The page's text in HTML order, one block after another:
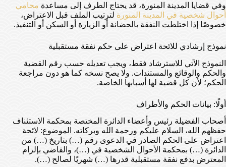
وفي قضايا المدينة المنورة، قد يحتاج الطرف إلى مساعدة محامي
أحوال شخصية في المدينة المنورة لترتيب الملف قبل الاعتراض،
خصوصًا إذا اختلطت النفقة بالحضانة أو الزيارة أو السكن أو التنفيذ.
نموذج إرشادي للائحة اعتراض على حكم نفقة مستقبلية
النموذج الآتي للاسترشاد فقط، ويجب تعديله حسب رقم القضية
والحكم والوقائع والمستندات. ولا يصح نسخه كما هو دون مراجعة
الحكم؛ لأن كل قضية لها أسبابها الخاصة.
أولًا: بيانات الحكم والأطراف
أصحاب الفضيلة رئيس وأعضاء الدائرة المختصة بمحكمة الاستئناف
حفظهم الله، السلام عليكم ورحمة الله وبركاته. الموضوع: لائحة
اعتراض على الحكم الصادر في الدعوى رقم (…) بتاريخ (…) من
الدائرة (…) بمحكمة الأحوال الشخصية في (…)، والقاضي بإلزام
المعترض بدفع نفقة مستقبلية قدرها (…) شهريًا لصالح (…).